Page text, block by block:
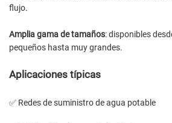
flujo.
Amplia gama de tamaños: disponibles
pequeños hasta muy grandes.
Aplicaciones típicas
✅ Redes de suministro de agua potable